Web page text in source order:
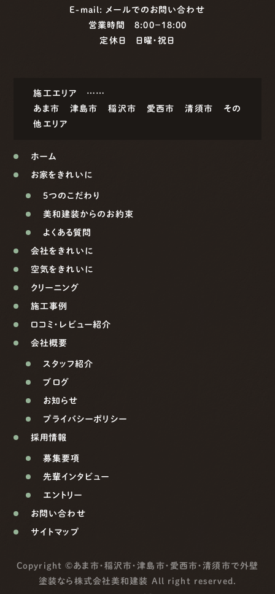
E-mail: メールでのお問い合わせ
営業時間 8:00−18:00
定休日 日曜・祝日
施工エリア ……
あま市
津島市 稲沢市 愛西市 清須市
その
他エリア
ホーム
お家をきれいに
5つのこだわり
美和建装からのお約束
よくある質問
会社をきれいに
空気をきれいに
クリーニング
施工事例
口コミ・レビュー紹介
会社概要
スタッフ紹介
ブログ
お知らせ
プライバシーポリシー
採用情報
募集要項
先輩インタビュー
エントリー
お問い合わせ
サイトマップ
Copyright ©あま市・稲沢市・津島市・愛西市・清須市で外壁
塗装なら株式会社美和建装 All right reserved.